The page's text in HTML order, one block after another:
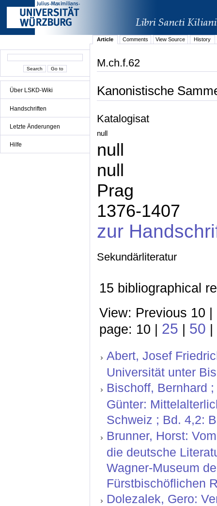
Über LSKD-Wiki
Handschriften
Letzte Änderungen
Hilfe
Article Comments View Source History
M.ch.f.62
Kanonistische
Katalogisat
null
null
null
Prag
1376-1407
zur
Sekundärliteratur
15 bibliographical
View: Previous 10 |
page: 10 | 25 | 50 |
Abert, Josef
Universität unter
Bischoff, Bernhard
Günter:
Schweiz ; Bd. 4,2:
Brunner, Horst:
die deutsche
Wagner-Museum
Fürstbischöflichen
Dolezalek, Gero: